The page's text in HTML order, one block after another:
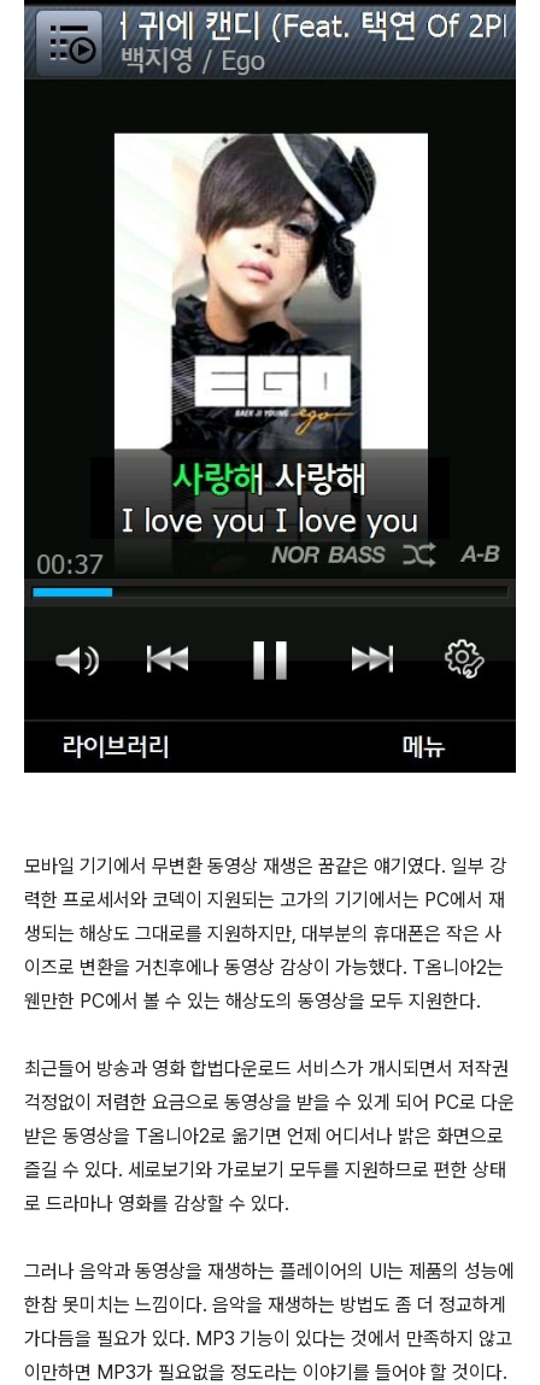
모바일 기기에서 무변환 동영상 재생은 꿈같은 얘기였다. 일부 강
력한 프로세서와 코덱이 지원되는 고가의 기기에서는 PC에서 재
생되는 해상도 그대로를 지원하지만, 대부분의 휴대폰은 작은 사
이즈로 변환을 거친후에나 동영상 감상이 가능했다. T옴니아2는
웬만한 PC에서 볼 수 있는 해상도의 동영상을 모두 지원한다.
최근들어 방송과 영화 합법다운로드 서비스가 개시되면서 저작권
걱정없이 저렴한 요금으로 동영상을 받을 수 있게 되어 PC로 다운
받은 동영상을 T옴니아2로 옮기면 언제 어디서나 밝은 화면으로
즐길 수 있다. 세로보기와 가로보기 모두를 지원하므로 편한 상태
로 드라마나 영화를 감상할 수 있다.
그러나 음악과 동영상을 재생하는 플레이어의 UI는 제품의 성능에
한참 못미치는 느낌이다. 음악을 재생하는 방법도 좀 더 정교하게
가다듬을 필요가 있다. MP3 기능이 있다는 것에서 만족하지 않고
이만하면 MP3가 필요없을 정도라는 이야기를 들어야 할 것이다.